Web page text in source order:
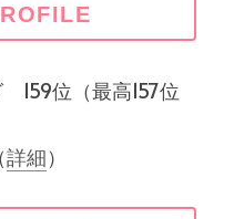
159位（最高157位
詳細）